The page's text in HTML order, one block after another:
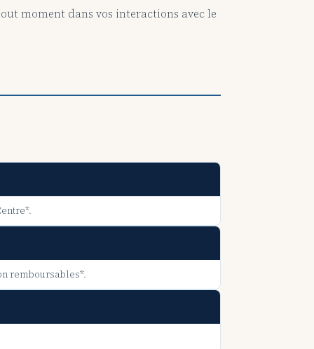
moment dans vos interactions avec le
remboursables*.